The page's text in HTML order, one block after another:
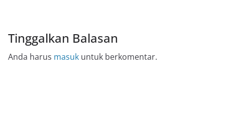
Tinggalkan Balasan
Anda harus masuk untuk berkomentar.